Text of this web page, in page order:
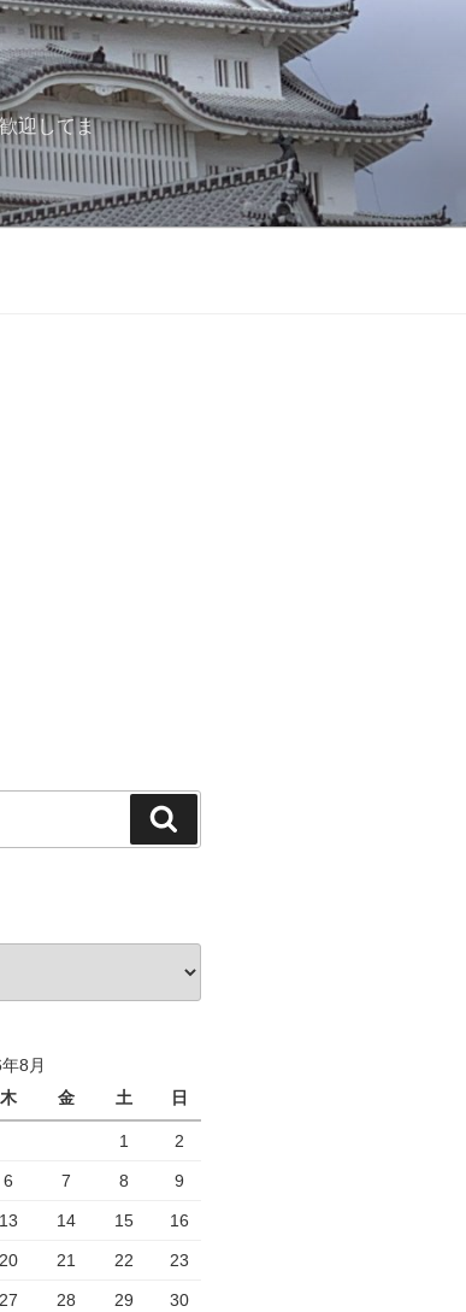
迎してま
索
8月
木 金 土 日
1 2
6 7 8 9
13 14 15 16
20 21 22 23
27 28 29 30